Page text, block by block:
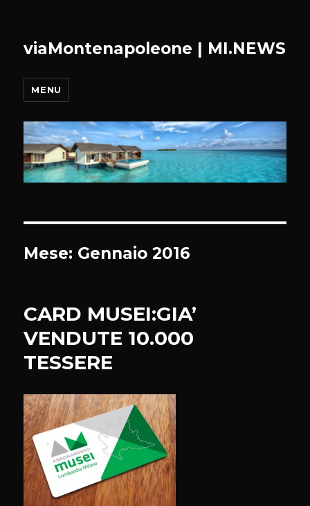
viaMontenapoleone | MI.NEWS
MENU
Mese: Gennaio 2016
CARD MUSEI:GIA’
VENDUTE 10.000
TESSERE